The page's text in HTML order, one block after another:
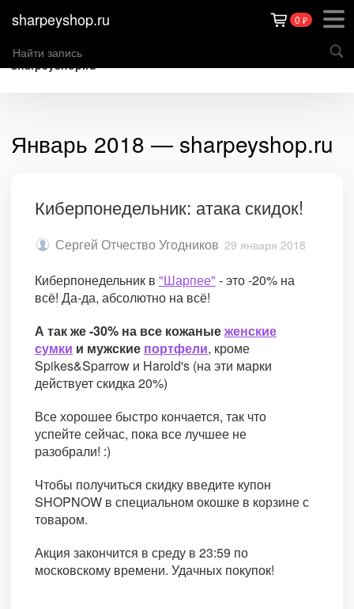
sharpeyshop.ru 0 ₽
sharpeyshop.ru
Январь 2018 — sharpeyshop.ru
Киберпонедельник: атака скидок!
Сергей Отчество Угодников 29 января 2018
Киберпонедельник в "Шарпее" - это -20% на
всё! Да-да, абсолютно на всё!
А так же -30% на все кожаныеженские
сумки и мужские портфели, кроме
Spikes&Sparrow и Harold's (на эти марки
действует скидка 20%)
Все хорошее быстро кончается, так что
успейте сейчас, пока все лучшее не
разобрали! :)
Чтобы получиться скидку введите купон
SHOPNOW в специальном окошке в корзине с
товаром.
Акция закончится в среду в 23:59 по
московскому времени. Удачных покупок!